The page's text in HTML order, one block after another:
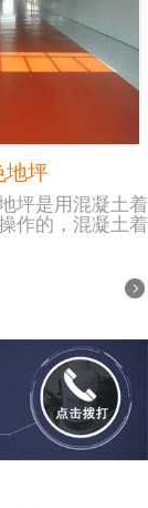
地坪
坪是用混凝土着
作的，混凝土着